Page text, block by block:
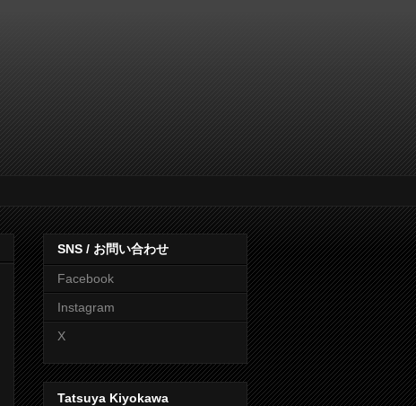
SNS / お問い合わせ
Facebook
Instagram
X
Tatsuya Kiyokawa